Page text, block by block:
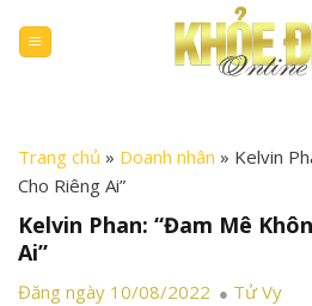
content
Trang chủ » Doanh nhân » Kelvin
Cho Riêng Ai”
Kelvin Phan: “Đam Mê
Ai”
Đăng ngày 10/08/2022 Tử Vy